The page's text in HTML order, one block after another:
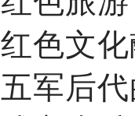
红色文
五军后